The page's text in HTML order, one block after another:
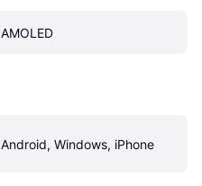
AMOLED
Android, Windows, iPhone